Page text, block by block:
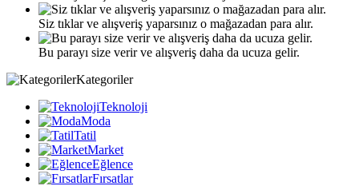
Siz tıklar ve alışveriş yaparsınız o mağazadan para alır.
Bu parayı size verir ve alışveriş daha da ucuza gelir.
Kategoriler
Teknoloji
Moda
Tatil
Market
Eğlence
Fırsatlar